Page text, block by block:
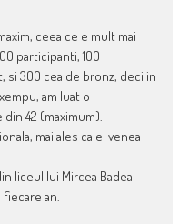
ceea ce e mult mai
participanti, 100
si 300 cea de bronz, deci in
am luat o
42 (maximum).
mai ales ca el venea
liceul lui Mircea Badea
an.